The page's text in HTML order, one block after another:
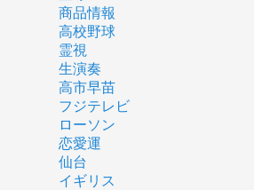
商品情報
高校野球
霊視
生演奏
高市早苗
フジテレビ
ローソン
恋愛運
仙台
イギリス